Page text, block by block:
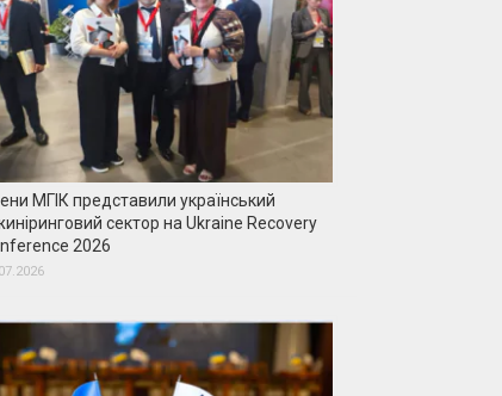
МГІК представили український
сектор на Ukraine Recovery
2026